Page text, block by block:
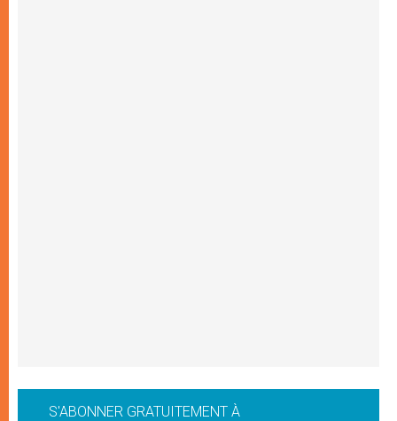
S'ABONNER GRATUITEMENT À